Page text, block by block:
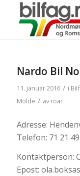
Nardo Bil
11. januar 2016 / i
Molde / avroar
Adresse:
Telefon: 71 21
Kontaktperson:
Epost: